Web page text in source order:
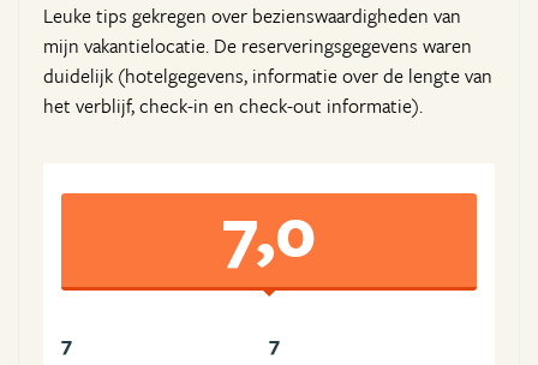
Leuke tips gekregen over bezienswaardigheden van
mijn vakantielocatie. De reserveringsgegevens waren
duidelijk (hotelgegevens, informatie over de lengte van
het verblijf, check-in en check-out informatie).
7,0
7 7